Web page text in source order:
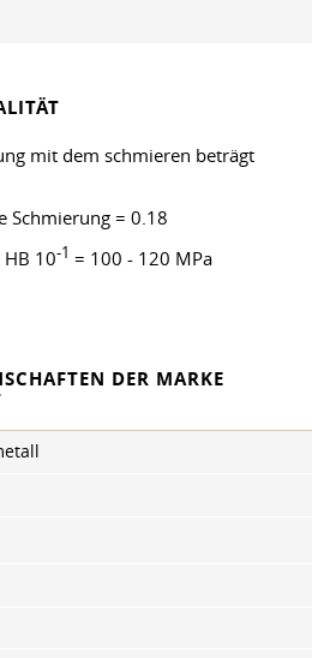
mit dem schmieren beträgt
Schmierung = 0.18
10-1 = 100 - 120 MPa
DER MARKE